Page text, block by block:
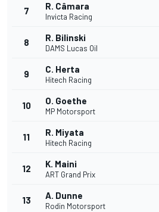
7 R. Câmara
Invicta Racing
8 R. Bilinski
DAMS Lucas Oil
9 C. Herta
Hitech Racing
10 O. Goethe
MP Motorsport
11 R. Miyata
Hitech Racing
12 K. Maini
ART Grand Prix
13 A. Dunne
Rodin Motorsport